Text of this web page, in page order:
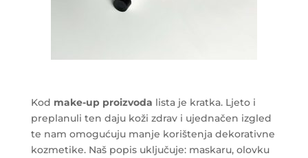
Kod make-up proizvoda lista je kratka. Ljeto i
preplanuli ten daju koži zdrav i ujednačen izgled
te nam omogućuju manje korištenja dekorativne
kozmetike. Naš popis uključuje: maskaru, olovku